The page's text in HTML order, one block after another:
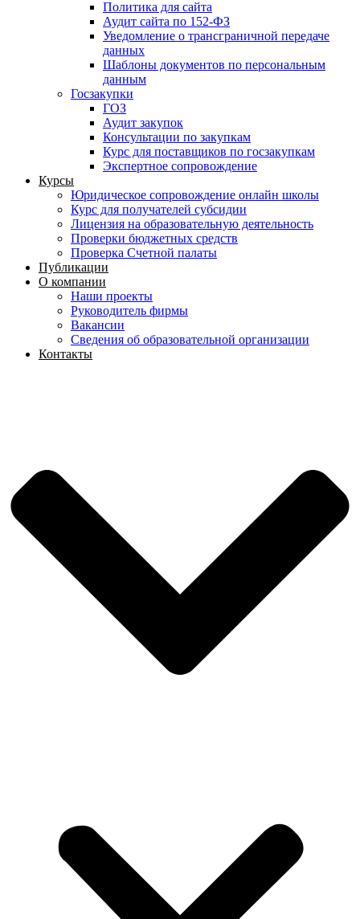
Политика для сайта
Аудит сайта по 152-ФЗ
Уведомление о трансграничной передаче
данных
Шаблоны документов по персональным
данным
Госзакупки
ГОЗ
Аудит закупок
Консультации по закупкам
Курс для поставщиков по госзакупкам
Экспертное сопровождение
Курсы
Юридическое сопровождение онлайн школы
Курс для получателей субсидии
Лицензия на образовательную деятельность
Проверки бюджетных средств
Проверка Счетной палаты
Публикации
О компании
Наши проекты
Руководитель фирмы
Вакансии
Сведения об образовательной организации
Контакты